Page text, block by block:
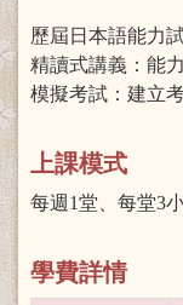
歷屆日本語能力
精讀式講義：能
模擬考試：建立
上課模式
每週1堂、每堂3
學費詳情